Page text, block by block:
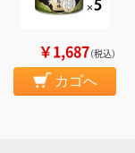
￥1,687（税込）
カゴへ